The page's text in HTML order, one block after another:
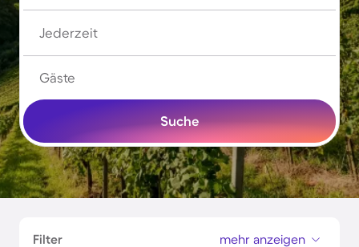
Jederzeit
Gäste
Suche
Filter mehr anzeigen